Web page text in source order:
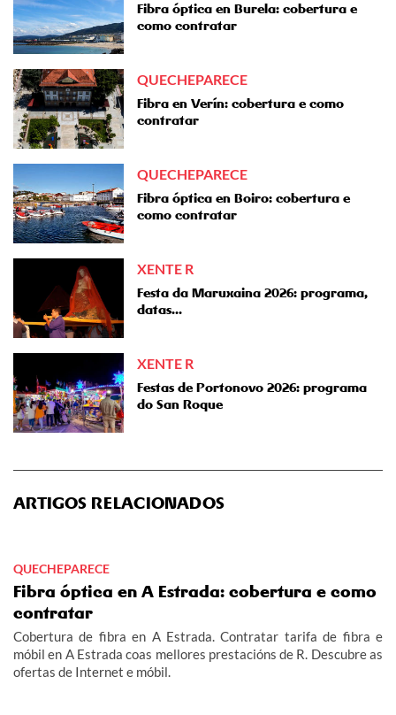
Fibra óptica en Burela: cobertura e
como contratar
QUECHEPARECE
Fibra en Verín: cobertura e como
contratar
QUECHEPARECE
Fibra óptica en Boiro: cobertura e
como contratar
XENTE R
Festa da Maruxaina 2026: programa,
datas...
XENTE R
Festas de Portonovo 2026: programa
do San Roque
ARTIGOS RELACIONADOS
QUECHEPARECE
Fibra óptica en A Estrada: cobertura e como
contratar
Cobertura de fibra en A Estrada. Contratar tarifa de fibra e
móbil en A Estrada coas mellores prestacións de R. Descubre as
ofertas de Internet e móbil.